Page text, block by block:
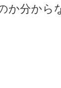
か分から